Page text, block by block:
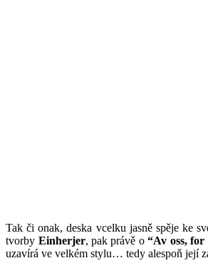
Tak či onak, deska vcelku jasně spěje ke
tvorby Einherjer, pak právě o“Av oss, for
uzavírá ve velkém stylu… tedy alespoň její